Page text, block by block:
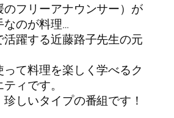
フリーアナウンサー）が
なのが料理…
活躍する近藤路子先生の元
て料理を楽しく学べるク
ィです。
しいタイプの番組です！